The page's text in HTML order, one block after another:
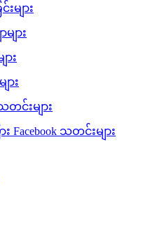
များ
ျား
ား
ား
င်းများ
း Facebook သတင်းများ